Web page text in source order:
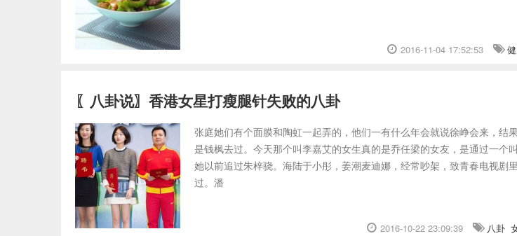
2016-11-04 17:52:53
〖八卦说〗香港女星打瘦腿针失败的八卦
张庭她们有个面膜和陶虹一起弄的，他们一有什么年会就说徐峥会来，结
是钱枫去过。今天那个叫李嘉艾的女生真的是乔任梁的女友，是通过一个
她以前追过朱梓骁。海陆于小彤，姜潮麦迪娜，经常吵架，致青春电视剧
过。潘
2016-10-22 23:09:39 八卦